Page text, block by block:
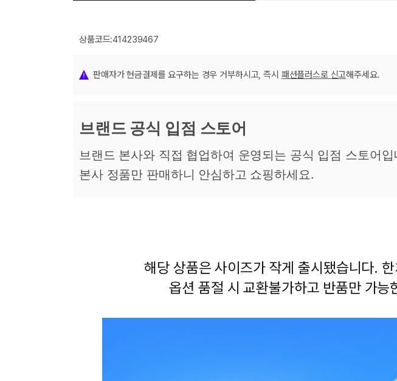
사용 가능 쿠폰
장바구니에 상품이 담겼습니다.
다른 고객들이 구매한 상품이에요